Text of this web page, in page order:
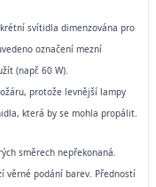
svítidla dimenzována pro
označení mezní
(např. 60 W).
protože levnější lampy
která by se mohla propálit.
směrech nepřekonaná.
věrné podání barev. Předností